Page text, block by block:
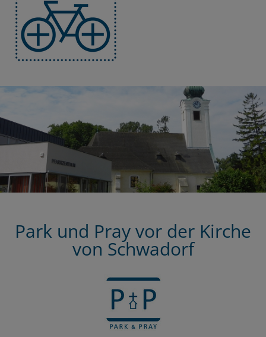
Park und Pray vor der Kirche
von Schwadorf